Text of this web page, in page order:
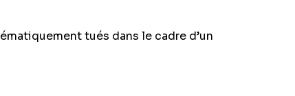
tués dans le cadre d’un